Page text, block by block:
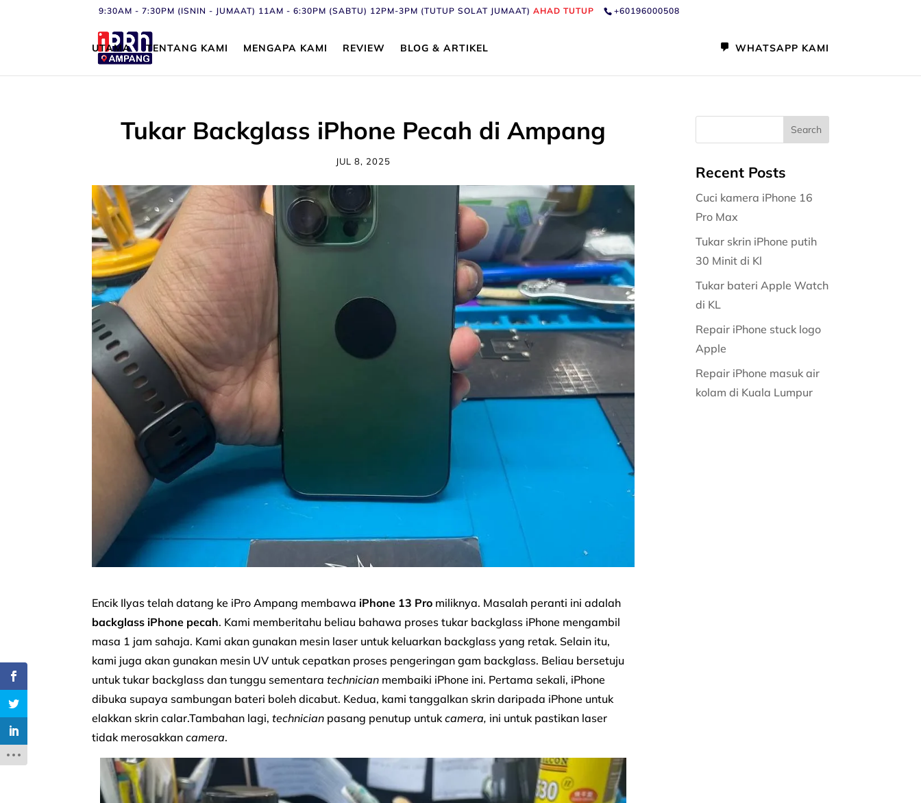
9:30AM - 7:30PM (ISNIN - JUMAAT) 11AM - 6:30PM (SABTU) 12PM-3PM (TUTUP SOLAT JUMAAT)AHAD TUTUP +60196000508
UTAMA TENTANG KAMI MENGAPA KAMI REVIEW BLOG & ARTIKEL WHATSAPP KAMI
Tukar Backglass iPhone Pecah di Ampang
JUL 8, 2025
Encik Ilyas telah datang ke iPro Ampang membawa iPhone 13 Pro miliknya. Masalah peranti ini adalah
backglass iPhone pecah. Kami memberitahu beliau bahawa proses tukar backglass iPhone mengambil
masa 1 jam sahaja. Kami akan gunakan mesin laser untuk keluarkan backglass yang retak. Selain itu,
kami juga akan gunakan mesin UV untuk cepatkan proses pengeringan gam backglass. Beliau bersetuju
untuk tukar backglass dan tunggu sementaratechnician membaiki iPhone ini. Pertama sekali, iPhone
dibuka supaya sambungan bateri boleh dicabut. Kedua, kami tanggalkan skrin daripada iPhone untuk
elakkan skrin calar.Tambahan lagi,technician pasang penutup untukcamera, ini untuk pastikan laser
tidak merosakkancamera.
Recent Posts
Cuci kamera iPhone 16
Pro Max
Tukar skrin iPhone putih
30 Minit di Kl
Tukar bateri Apple Watch
di KL
Repair iPhone stuck logo
Apple
Repair iPhone masuk air
kolam di Kuala Lumpur